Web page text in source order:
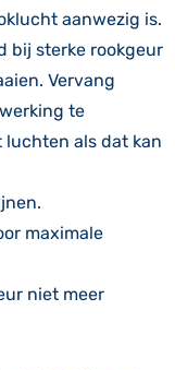
aanwezig is.
bij sterke rookgeur
Vervang
te
luchten als dat kan
maximale
niet meer